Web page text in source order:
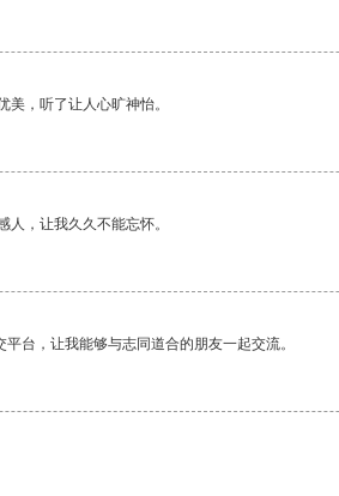
美，听了让人心旷神怡。
人，让我久久不能忘怀。
台，让我能够与志同道合的朋友一起交流。